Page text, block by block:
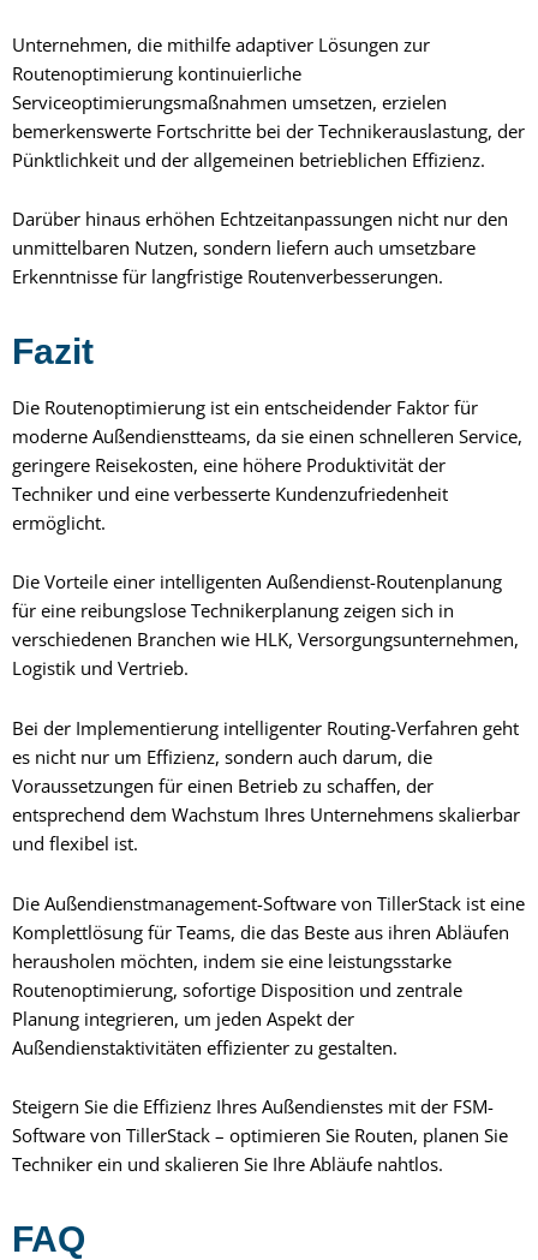
Unternehmen, die mithilfe adaptiver Lösungen zur
Routenoptimierung kontinuierliche
Serviceoptimierungsmaßnahmen umsetzen, erzielen
bemerkenswerte Fortschritte bei der Technikerauslastung, der
Pünktlichkeit und der allgemeinen betrieblichen Effizienz.
Darüber hinaus erhöhen Echtzeitanpassungen nicht nur den
unmittelbaren Nutzen, sondern liefern auch umsetzbare
Erkenntnisse für langfristige Routenverbesserungen.
Fazit
Die Routenoptimierung ist ein entscheidender Faktor für
moderne Außendienstteams, da sie einen schnelleren Service,
geringere Reisekosten, eine höhere Produktivität der
Techniker und eine verbesserte Kundenzufriedenheit
ermöglicht.
Die Vorteile einer intelligenten Außendienst-Routenplanung
für eine reibungslose Technikerplanung zeigen sich in
verschiedenen Branchen wie HLK, Versorgungsunternehmen,
Logistik und Vertrieb.
Bei der Implementierung intelligenter Routing-Verfahren geht
es nicht nur um Effizienz, sondern auch darum, die
Voraussetzungen für einen Betrieb zu schaffen, der
entsprechend dem Wachstum Ihres Unternehmens skalierbar
und flexibel ist.
Die Außendienstmanagement-Software von TillerStack ist eine
Komplettlösung für Teams, die das Beste aus ihren Abläufen
herausholen möchten, indem sie eine leistungsstarke
Routenoptimierung, sofortige Disposition und zentrale
Planung integrieren, um jeden Aspekt der
Außendienstaktivitäten effizienter zu gestalten.
Steigern Sie die Effizienz Ihres Außendienstes mit der FSM-
Software von TillerStack – optimieren Sie Routen, planen Sie
Techniker ein und skalieren Sie Ihre Abläufe nahtlos.
FAQ